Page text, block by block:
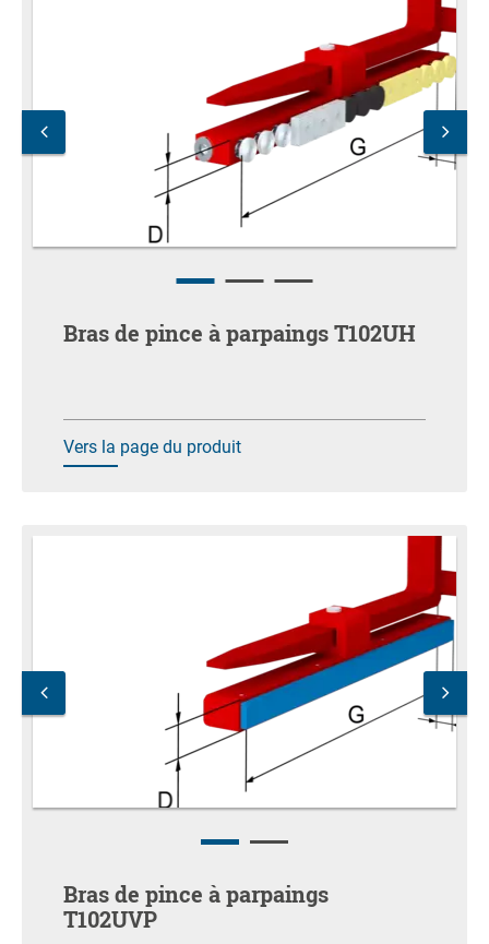
Bras de pince à parpaings T102UH
Vers la page du produit
Bras de pince à parpaings
T102UVP